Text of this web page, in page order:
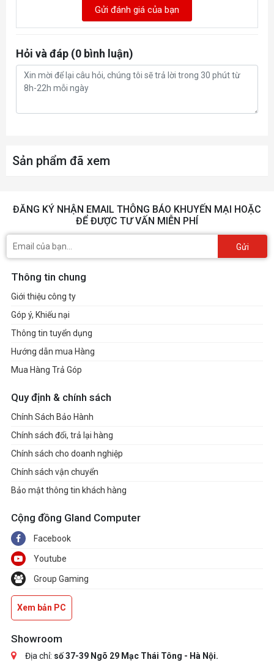
Gửi đánh giá của bạn
Hỏi và đáp (0 bình luận)
Sản phẩm đã xem
ĐĂNG KÝ NHẬN EMAIL THÔNG BÁO KHUYẾN MẠI HOẶC
ĐỂ ĐƯỢC TƯ VẤN MIỄN PHÍ
Gửi
Thông tin chung
Giới thiệu công ty
Góp ý, Khiếu nại
Thông tin tuyển dụng
Hướng dẫn mua Hàng
Mua Hàng Trả Góp
Quy định & chính sách
Chính Sách Bảo Hành
Chính sách đổi, trả lại hàng
Chính sách cho doanh nghiệp
Chính sách vận chuyển
Bảo mật thông tin khách hàng
Cộng đồng Gland Computer
Facebook
Youtube
Group Gaming
Xem bản PC
Showroom
Địa chỉ: số 37-39 Ngõ 29 Mạc Thái Tông - Hà Nội.